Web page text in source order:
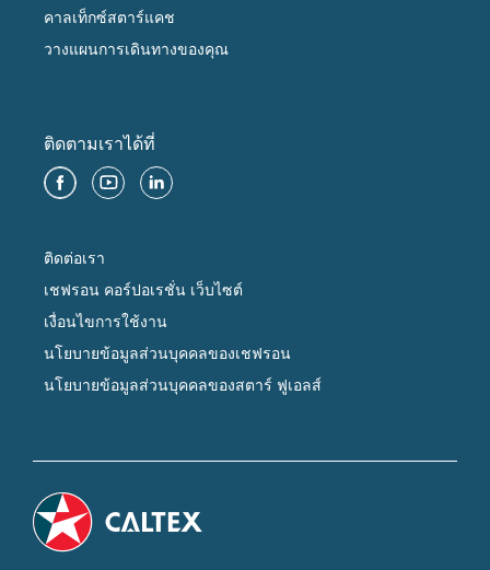
คาลเท็กซ์สตาร์แคช
วางแผนการเดินทางของคุณ
ติดตามเราได้ที่
ติดต่อเรา
เชฟรอน คอร์ปอเรชั่น เว็บไซต์
เงื่อนไขการใช้งาน
นโยบายข้อมูลส่วนบุคคลของเชฟรอน
นโยบายข้อมูลส่วนบุคคลของสตาร์ ฟูเอลส์